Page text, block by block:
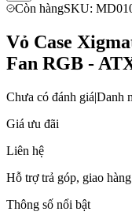
Còn hàngSKU:
Vỏ Case
Fan RGB -
Chưa có đánh giá|Danh
Giá ưu đãi
Liên hệ
Hỗ trợ trả góp, giao
Thông số nổi bật